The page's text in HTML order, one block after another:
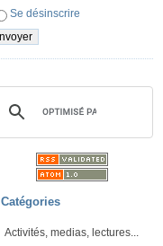
Se désinscrire
Catégories
Activités, medias, lectures...